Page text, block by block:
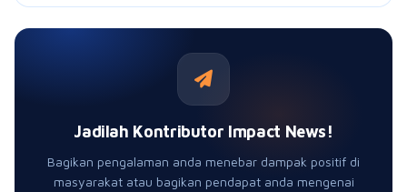
Jadilah Kontributor Impact News!
Bagikan pengalaman anda menebar dampak positif di
masyarakat atau bagikan pendapat anda mengenai